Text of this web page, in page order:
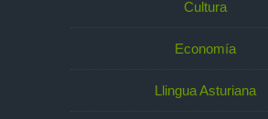
Cultura
Economía
Llingua Asturiana